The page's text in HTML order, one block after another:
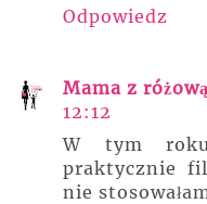
Odpowiedz
Mama z
12:12
W tym
praktycznie
nie